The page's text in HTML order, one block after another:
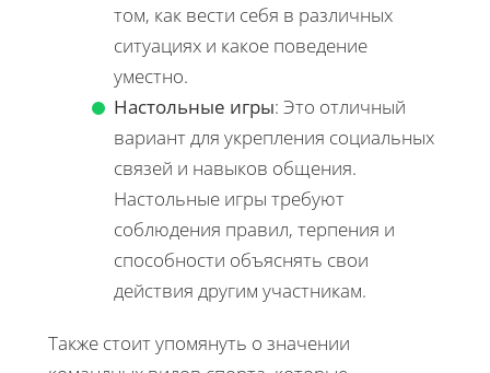
том, как вести себя в различных
ситуациях и какое поведение
уместно.
Настольные игры: Это отличный
вариант для укрепления социальных
связей и навыков общения.
Настольные игры требуют
соблюдения правил, терпения и
способности объяснять свои
действия другим участникам.
Также стоит упомянуть о значении